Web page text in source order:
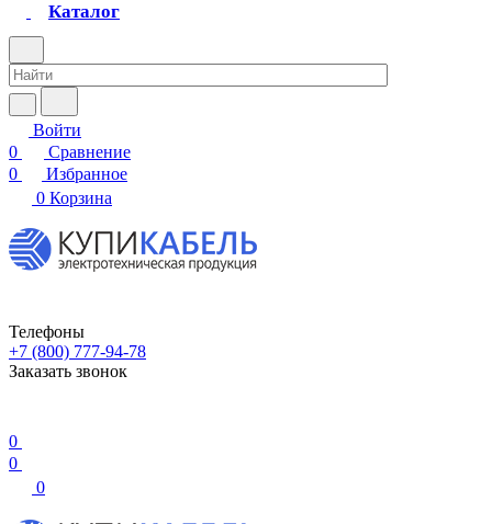
Каталог
Войти
0
Сравнение
0
Избранное
0 Корзина
Телефоны
+7 (800) 777-94-78
Заказать звонок
0
0
0